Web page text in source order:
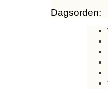
Dagsorden: